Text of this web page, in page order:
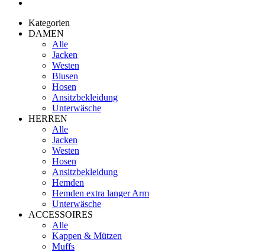
Kategorien
DAMEN
Alle
Jacken
Westen
Blusen
Hosen
Ansitzbekleidung
Unterwäsche
HERREN
Alle
Jacken
Westen
Hosen
Ansitzbekleidung
Hemden
Hemden extra langer Arm
Unterwäsche
ACCESSOIRES
Alle
Kappen & Mützen
Muffs